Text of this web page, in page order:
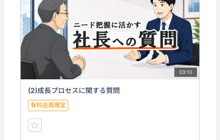
03:10
(2)成長プロセスに関する質問
有料会員限定